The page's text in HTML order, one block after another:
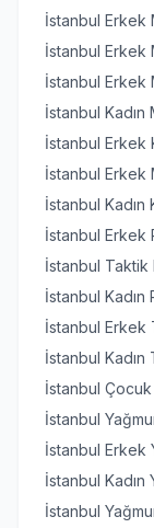
İstanbul Erkek
İstanbul Erkek
İstanbul Erkek
İstanbul Kadın
İstanbul Erkek
İstanbul Erkek
İstanbul Kadın
İstanbul Erkek
İstanbul Taktik
İstanbul Kadın
İstanbul Erkek
İstanbul Kadın
İstanbul
İstanbul
İstanbul Erkek
İstanbul Kadın
İstanbul